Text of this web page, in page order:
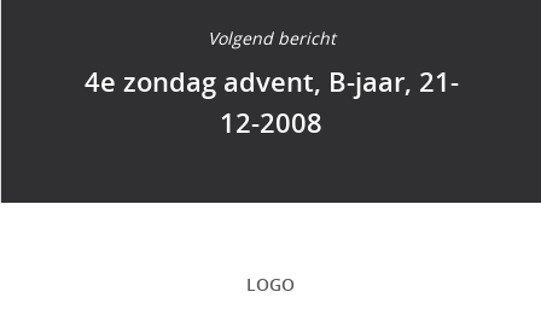
Volgend bericht
4e zondag advent, B-jaar, 21-
12-2008
LOGO